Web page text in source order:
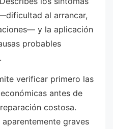
al arrancar,
y la aplicación
probables
verificar primero las
antes de
costosa.
graves